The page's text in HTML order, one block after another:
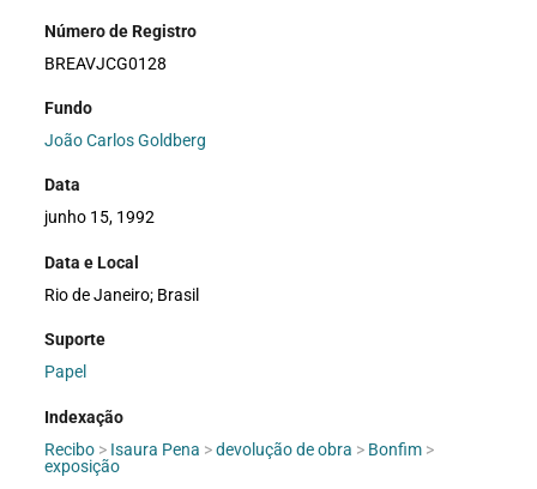
Número de Registro
BREAVJCG0128
Fundo
João Carlos Goldberg
Data
junho 15, 1992
Data e Local
Rio de Janeiro; Brasil
Suporte
Papel
Indexação
Recibo > Isaura Pena >devolução de obra > Bonfim >
exposição